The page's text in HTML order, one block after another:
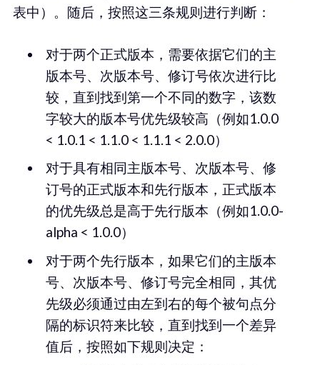
表中）。随后，按照这三条规则进行判断：
对于两个正式版本，需要依据它们的主
版本号、次版本号、修订号依次进行比
较，直到找到第一个不同的数字，该数
字较大的版本号优先级较高（例如1.0.0
< 1.0.1 < 1.1.0 < 1.1.1 < 2.0.0）
对于具有相同主版本号、次版本号、修
订号的正式版本和先行版本，正式版本
的优先级总是高于先行版本（例如1.0.0-
alpha < 1.0.0）
对于两个先行版本，如果它们的主版本
号、次版本号、修订号完全相同，其优
先级必须通过由左到右的每个被句点分
隔的标识符来比较，直到找到一个差异
值后，按照如下规则决定：